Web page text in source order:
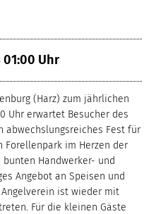
01:00 Uhr
(Harz) zum jährlichen
Uhr erwartet Besucher des
abwechslungsreiches Fest für
Forellenpark im Herzen der
Handwerker- und
Angebot an Speisen und
ist wieder mit
Für die kleinen Gäste